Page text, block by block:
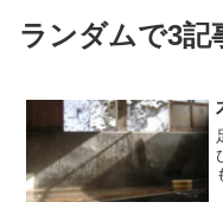
ランダムで3記